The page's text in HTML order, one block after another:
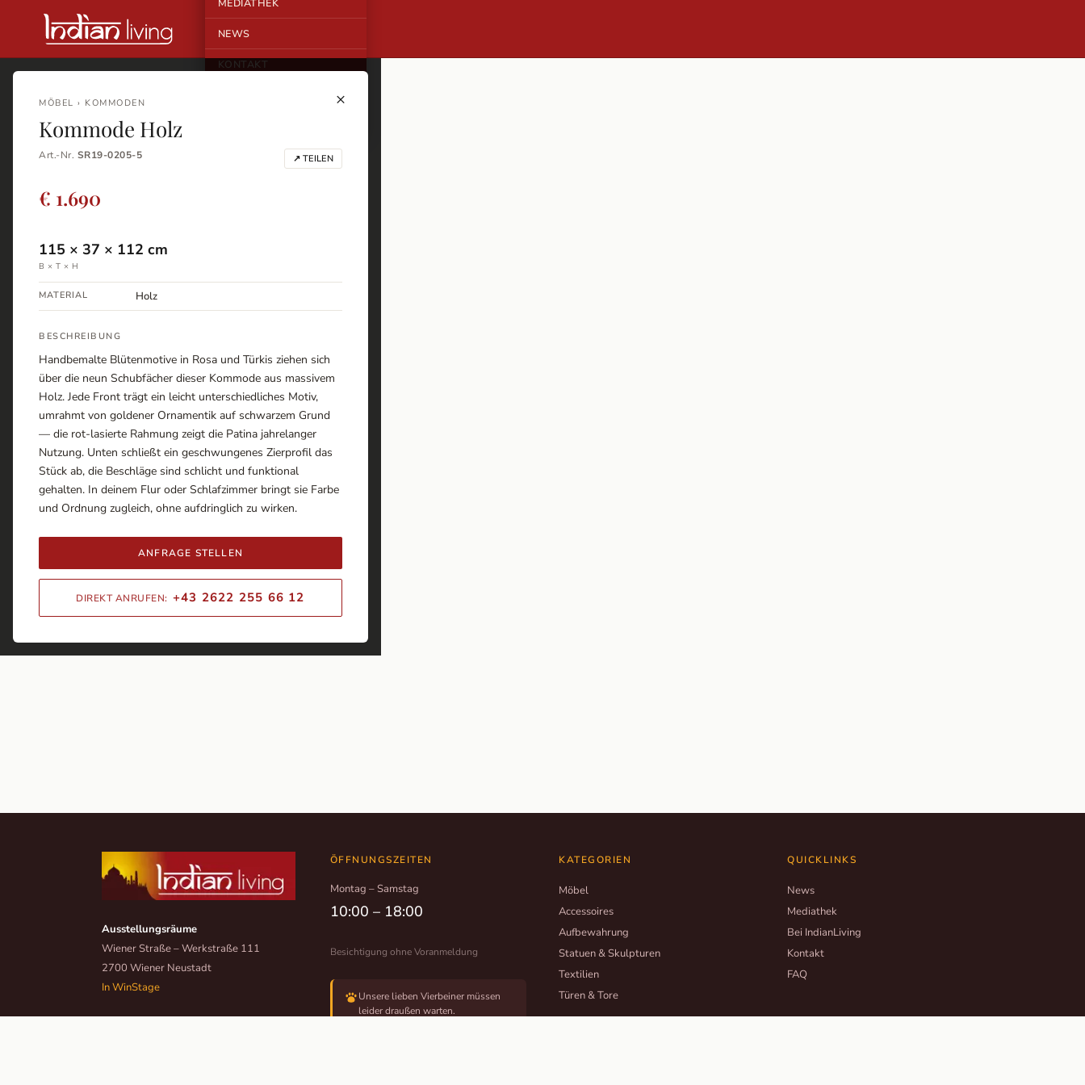
MEDIATHEK
NEWS
KONTAKT
×
MÖBEL › KOMMODEN
Kommode Holz
Art.-Nr. SR19-0205-5 ↗ TEILEN
€ 1.690
115 × 37 × 112 cm
B × T × H
MATERIAL Holz
BESCHREIBUNG
Handbemalte Blütenmotive in Rosa und Türkis ziehen sich
über die neun Schubfächer dieser Kommode aus massivem
Holz. Jede Front trägt ein leicht unterschiedliches Motiv,
umrahmt von goldener Ornamentik auf schwarzem Grund
— die rot-lasierte Rahmung zeigt die Patina jahrelanger
Nutzung. Unten schließt ein geschwungenes Zierprofil das
Stück ab, die Beschläge sind schlicht und funktional
gehalten. In deinem Flur oder Schlafzimmer bringt sie Farbe
und Ordnung zugleich, ohne aufdringlich zu wirken.
ANFRAGE STELLEN
DIREKT ANRUFEN: +43 2622 255 66 12
Ausstellungsräume
Wiener Straße – Werkstraße 111
2700 Wiener Neustadt
In WinStage
ÖFFNUNGSZEITEN
Montag – Samstag
10:00 – 18:00
Besichtigung ohne Voranmeldung
Unsere lieben Vierbeiner müssen
leider draußen warten.
KATEGORIEN
Möbel
Accessoires
Aufbewahrung
Statuen & Skulpturen
Textilien
Türen & Tore
QUICKLINKS
News
Mediathek
Bei IndianLiving
Kontakt
FAQ